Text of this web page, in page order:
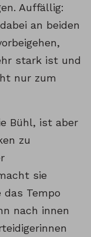
Auffällig:
an beiden
stark ist und
nur zum
Bühl, ist aber
zu
sie
das Tempo
nach innen